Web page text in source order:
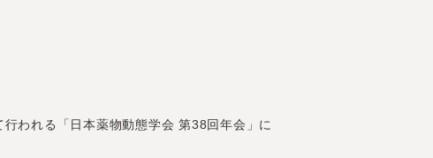
われる「日本薬物動態学会 第38回年会」に